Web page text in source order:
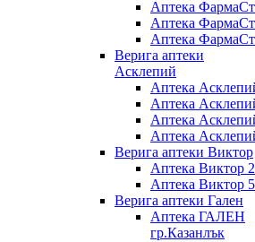
Аптека
Аптека
Аптека
Верига аптеки
Асклепий
Аптека
Аптека
Аптека
Аптека
Верига аптеки Виктор
Аптека Виктор 2
Аптека Виктор 5
Верига аптеки Гален
Аптека ГАЛЕН
гр.Казанлък